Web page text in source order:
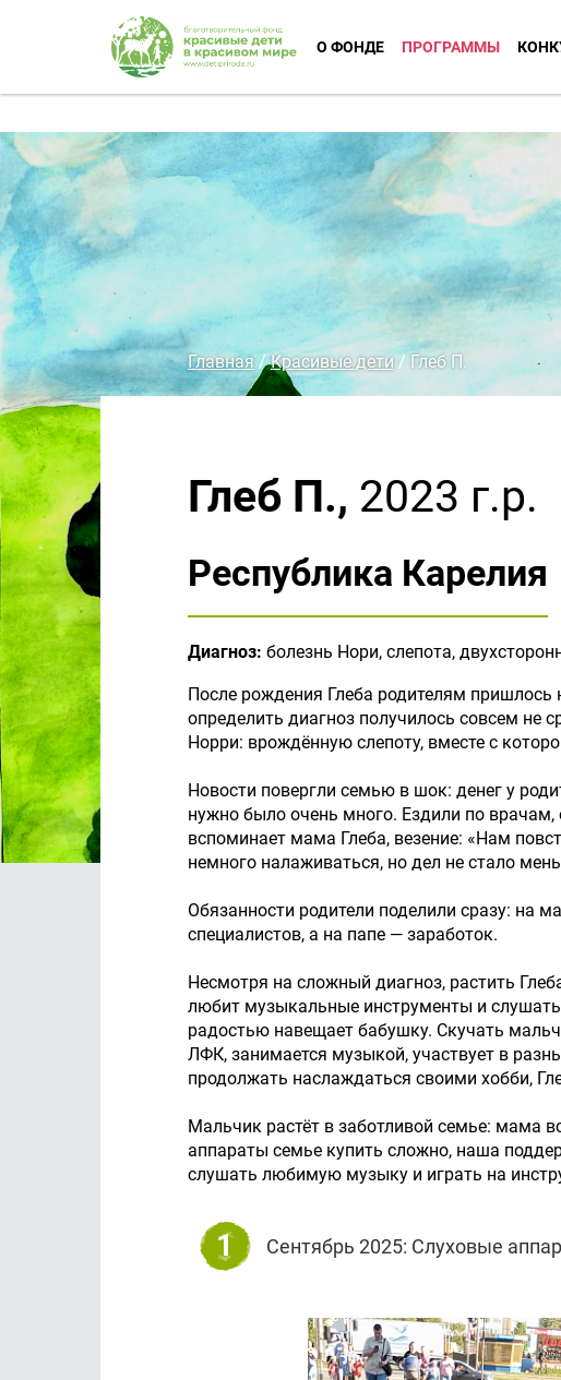
О ФОНДЕ ПРОГРАММЫ
Главная/Красивые дети/Глеб П.
Глеб П., 2023 г.р.
Республика Карелия
Диагноз: болезнь Нори, слепота,
После рождения Глеба родителям пришлось
определить диагноз получилось совсем не
Норри: врождённую слепоту, вместе с
Новости повергли семью в шок: денег у
нужно было очень много. Ездили по
вспоминает мама Глеба, везение: «Нам
немного налаживаться, но дел не стало
Обязанности родители поделили сразу: на
специалистов, а на папе — заработок.
Несмотря на сложный диагноз, растить
любит музыкальные инструменты и
радостью навещает бабушку. Скучать
ЛФК, занимается музыкой, участвует в
продолжать наслаждаться своими хобби,
Мальчик растёт в заботливой семье: мама
аппараты семье купить сложно, наша
слушать любимую музыку и играть на
1 Сентябрь 2025: Слуховые